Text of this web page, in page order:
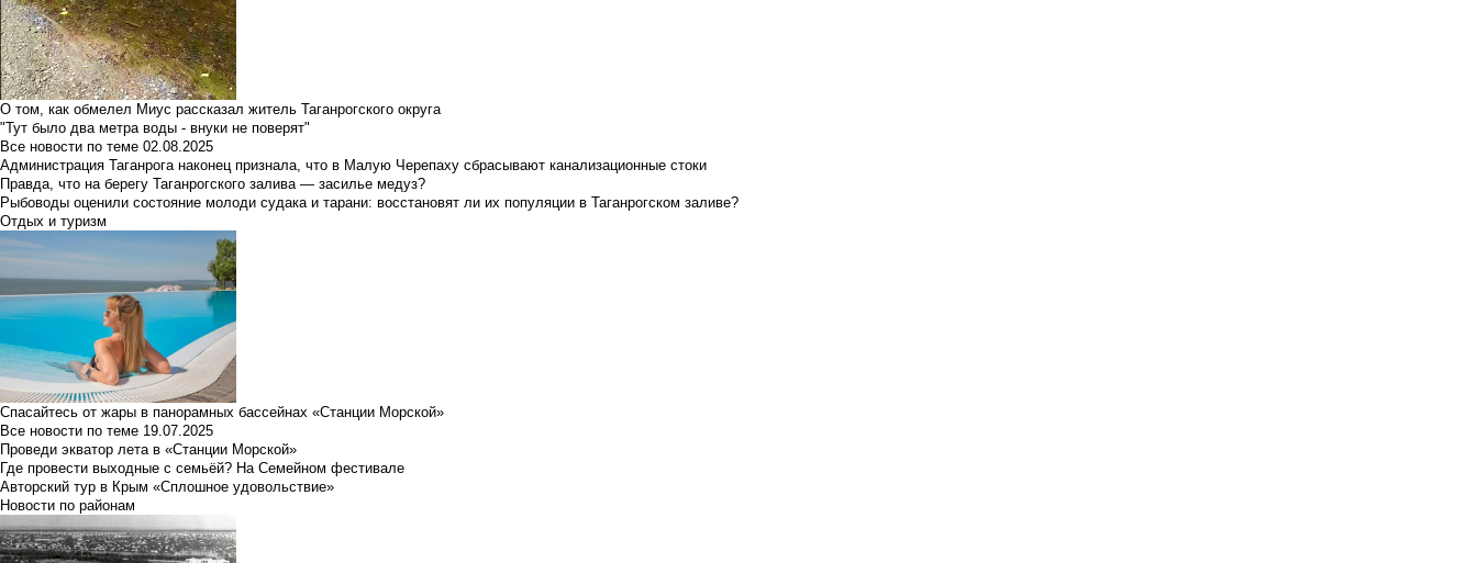
О том, как обмелел Миус рассказал житель Таганрогского округа
"Тут было два метра воды - внуки не поверят"
Все новости по теме 02.08.2025
Администрация Таганрога наконец признала, что в Малую Черепаху сбрасывают канализационные стоки
Правда, что на берегу Таганрогского залива — засилье медуз?
Рыбоводы оценили состояние молоди судака и тарани: восстановят ли их популяции в Таганрогском заливе?
Отдых и туризм
Спасайтесь от жары в панорамных бассейнах «Станции Морской»
Все новости по теме 19.07.2025
Проведи экватор лета в «Станции Морской»
Где провести выходные с семьёй? На Семейном фестивале
Авторский тур в Крым «Сплошное удовольствие»
Новости по районам